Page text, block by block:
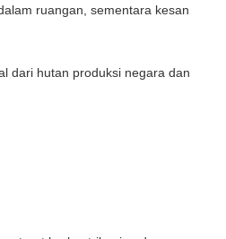
ruangan, sementara kesan
dari hutan produksi negara dan